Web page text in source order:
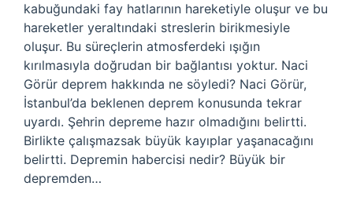
kabuğundaki fay hatlarının hareketiyle oluşur ve bu
hareketler yeraltındaki streslerin birikmesiyle
oluşur. Bu süreçlerin atmosferdeki ışığın
kırılmasıyla doğrudan bir bağlantısı yoktur. Naci
Görür deprem hakkında ne söyledi? Naci Görür,
İstanbul’da beklenen deprem konusunda tekrar
uyardı. Şehrin depreme hazır olmadığını belirtti.
Birlikte çalışmazsak büyük kayıplar yaşanacağını
belirtti. Depremin habercisi nedir? Büyük bir
depremden…